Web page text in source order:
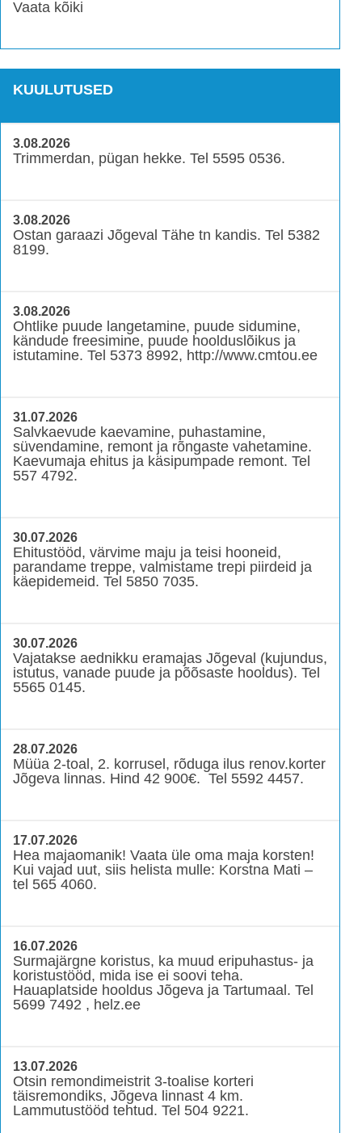
Vaata kõiki
KUULUTUSED
3.08.2026
Trimmerdan, pügan hekke. Tel 5595 0536.
3.08.2026
Ostan garaazi Jõgeval Tähe tn kandis. Tel 5382
8199.
3.08.2026
Ohtlike puude langetamine, puude sidumine,
kändude freesimine, puude hoolduslõikus ja
istutamine. Tel 5373 8992, http://www.cmtou.ee
31.07.2026
Salvkaevude kaevamine, puhastamine,
süvendamine, remont ja rõngaste vahetamine.
Kaevumaja ehitus ja käsipumpade remont. Tel
557 4792.
30.07.2026
Ehitustööd, värvime maju ja teisi hooneid,
parandame treppe, valmistame trepi piirdeid ja
käepidemeid. Tel 5850 7035.
30.07.2026
Vajatakse aednikku eramajas Jõgeval (kujundus,
istutus, vanade puude ja põõsaste hooldus). Tel
5565 0145.
28.07.2026
Müüa 2-toal, 2. korrusel, rõduga ilus renov.korter
Jõgeva linnas. Hind 42 900€. Tel 5592 4457.
17.07.2026
Hea majaomanik! Vaata üle oma maja korsten!
Kui vajad uut, siis helista mulle: Korstna Mati –
tel 565 4060.
16.07.2026
Surmajärgne koristus, ka muud eripuhastus- ja
koristustööd, mida ise ei soovi teha.
Hauaplatside hooldus Jõgeva ja Tartumaal. Tel
5699 7492 , helz.ee
13.07.2026
Otsin remondimeistrit 3-toalise korteri
täisremondiks, Jõgeva linnast 4 km.
Lammutustööd tehtud. Tel 504 9221.